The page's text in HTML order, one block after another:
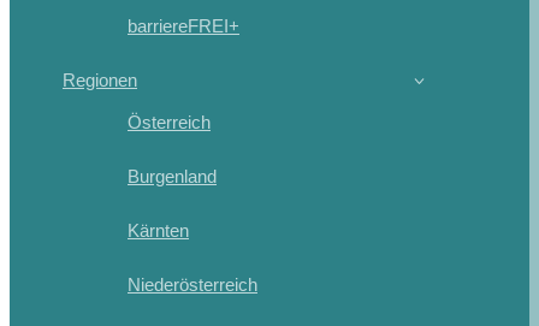
barriereFREI+
Regionen
Österreich
Burgenland
Kärnten
Niederösterreich